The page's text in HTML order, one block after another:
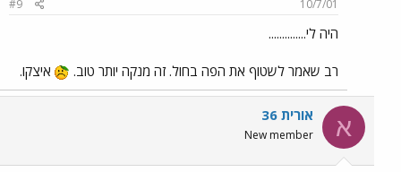
10/7/01
#9
היה לי..............
רב שאמר לשטוף את הפה בחול. זה מנקה יותר טוב. איצקו.
א אורית 36
New member